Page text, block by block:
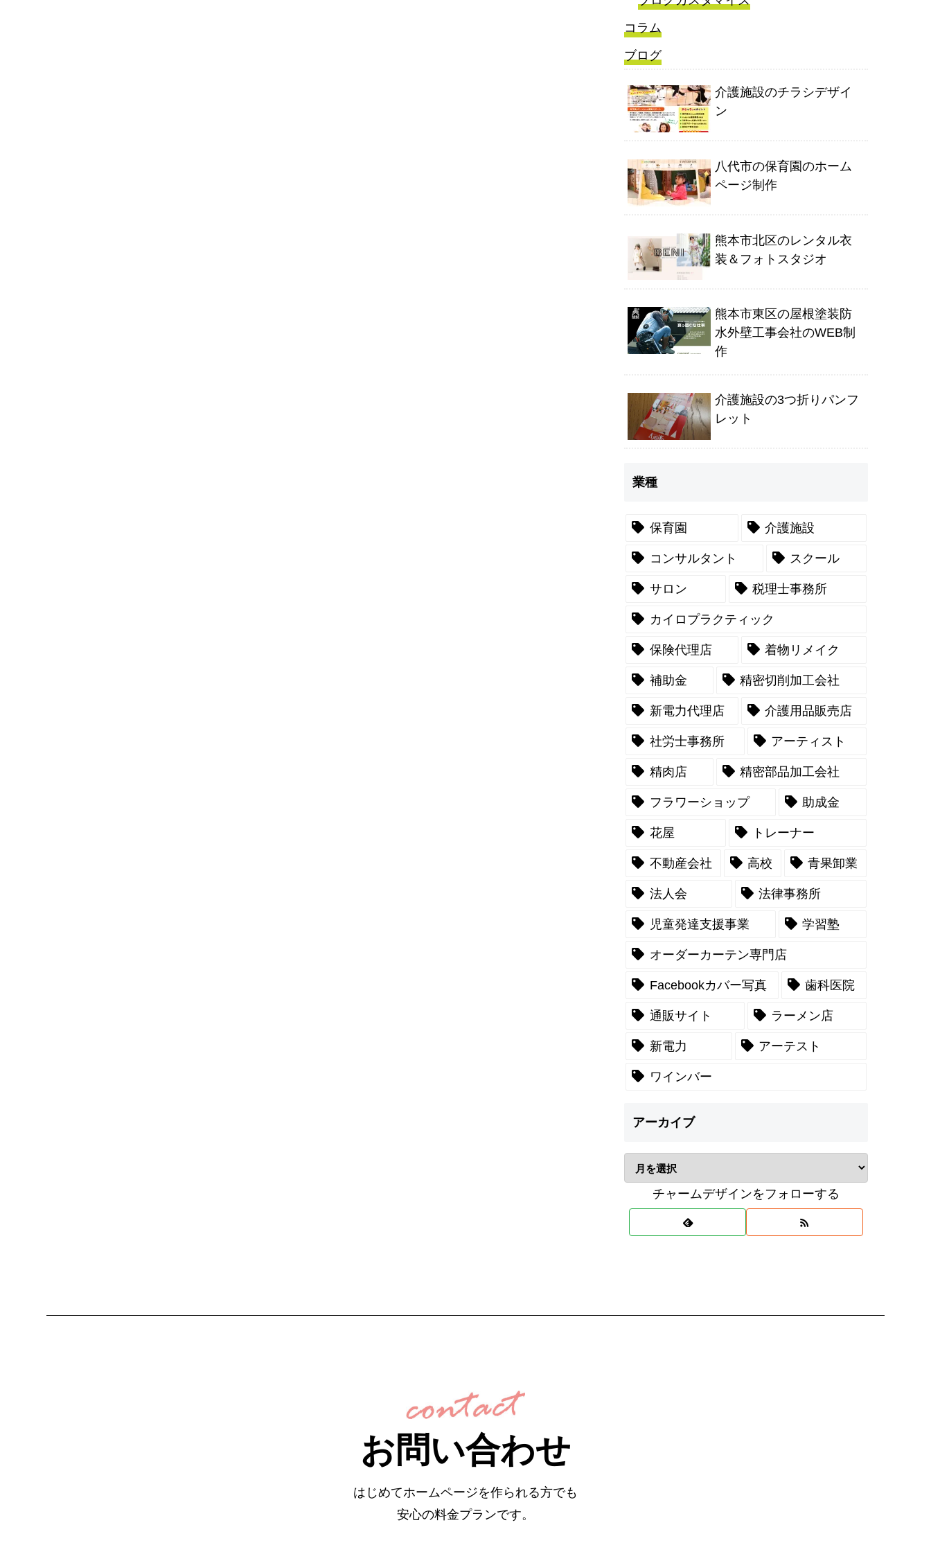
コラム
ブログ
介護施設のチラシデザイ
ン
八代市の保育園のホーム
ページ制作
熊本市北区のレンタル衣
装＆フォトスタジオ
熊本市東区の屋根塗装防
水外壁工事会社のWEB制
作
介護施設の3つ折りパンフ
レット
業種
保育園 介護施設
コンサルタント スクール
サロン 税理士事務所
カイロプラクティック
保険代理店 着物リメイク
補助金 精密切削加工会社
新電力代理店 介護用品販売店
社労士事務所 アーティスト
精肉店 精密部品加工会社
フラワーショップ 助成金
花屋 トレーナー
不動産会社 高校 青果卸業
法人会 法律事務所
児童発達支援事業 学習塾
オーダーカーテン専門店
Facebookカバー写真 歯科医院
通販サイト ラーメン店
新電力 アーテスト
ワインバー
アーカイブ
チャームデザインをフォローする
お問い合わせ
はじめてホームページを作られる方でも
安心の料金プランです。